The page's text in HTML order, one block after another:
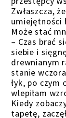
Zwłaszcza,
umiejętności
Może stać
– Czas brać
siebie i
drewnianym
stanie
łyk, po czym
wlepiłam
Kiedy
tapetę,